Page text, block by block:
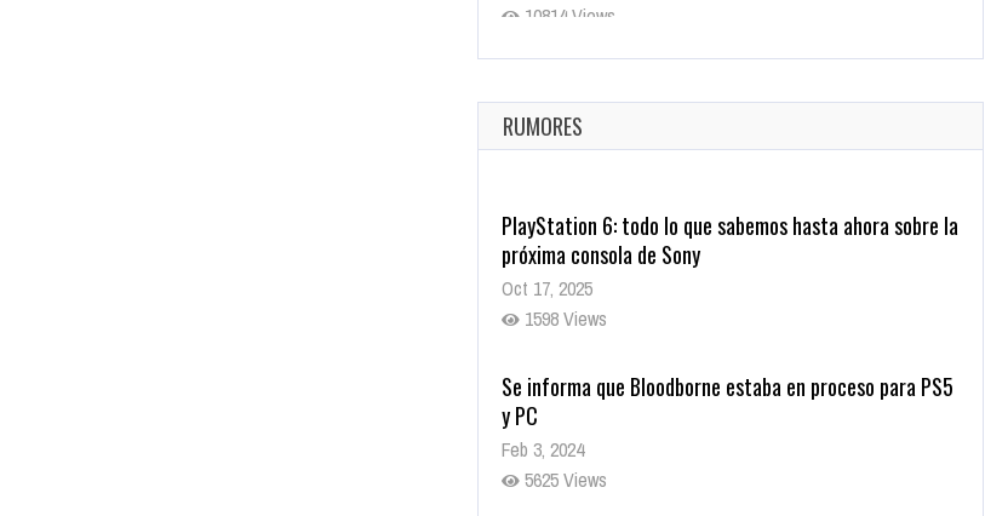
10814 Views
La configuración de Call of Duty 2021 aparentemente
Ago 8, 2021
9996 Views
RUMORES
PlayStation 6: todo lo que sabemos hasta ahora sobre la
próxima consola de Sony
Oct 17, 2025
1598 Views
Se informa que Bloodborne estaba en proceso para PS5
y PC
Feb 3, 2024
5625 Views